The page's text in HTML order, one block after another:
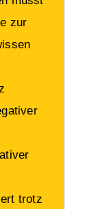
zur
trotz